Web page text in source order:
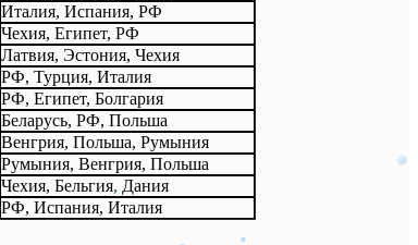
Италия, Испания, РФ
Чехия, Египет, РФ
Латвия, Эстония, Чехия
РФ, Турция, Италия
РФ, Египет, Болгария
Беларусь, РФ, Польша
Венгрия, Польша, Румыния
Румыния, Венгрия, Польша
Чехия, Бельгия, Дания
РФ, Испания, Италия